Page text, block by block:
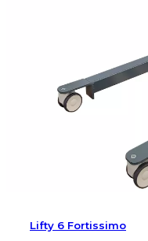
Lifty 6 Fortissimo